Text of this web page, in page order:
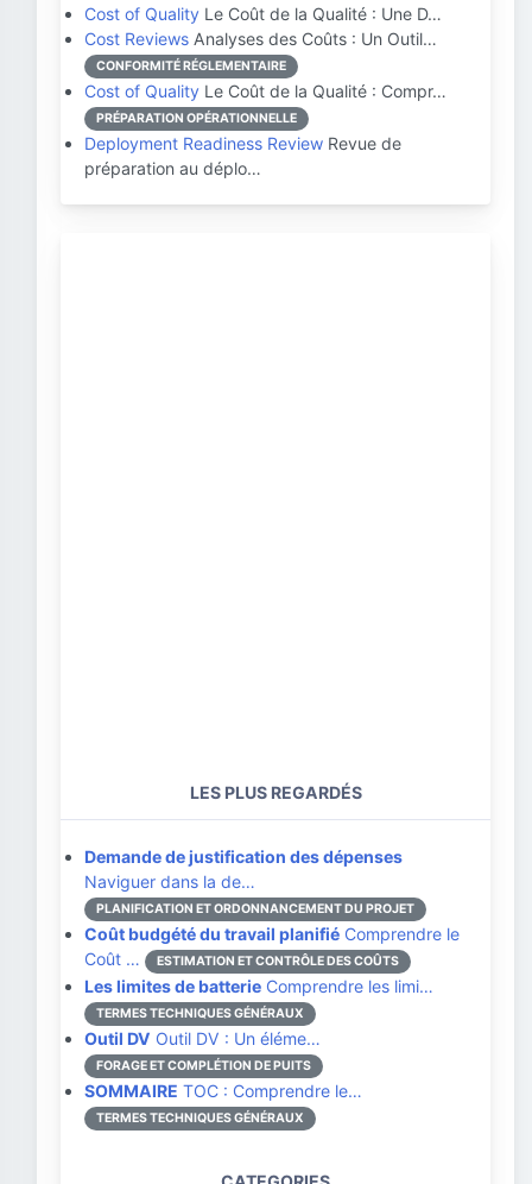
Cost of Quality Le Coût de la Qualité : Une D…
Cost Reviews Analyses des Coûts : Un Outil…
CONFORMITÉ RÉGLEMENTAIRE
Cost of Quality Le Coût de la Qualité : Compr…
PRÉPARATION OPÉRATIONNELLE
Deployment Readiness Review Revue de
préparation au déplo…
LES PLUS REGARDÉS
Demande de justification des dépenses
Naviguer dans la de…
PLANIFICATION ET ORDONNANCEMENT DU PROJET
Coût budgété du travail planifié Comprendre le
Coût …
ESTIMATION ET CONTRÔLE DES COÛTS
Les limites de batterie Comprendre les limi…
TERMES TECHNIQUES GÉNÉRAUX
Outil DV Outil DV : Un éléme…
FORAGE ET COMPLÉTION DE PUITS
SOMMAIRE TOC : Comprendre le…
TERMES TECHNIQUES GÉNÉRAUX